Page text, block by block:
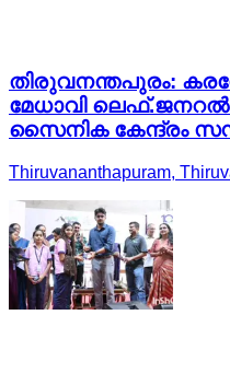
തിരുവനന്തപുരം:
മേധാവി
സൈനിക കേന്ദ്രം
Thiruvananthapuram,